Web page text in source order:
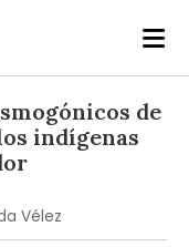
de
indígenas
Vélez